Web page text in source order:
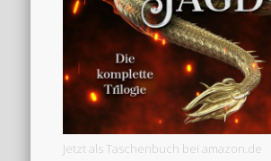
Jetzt als Taschenbuch bei amazon.de